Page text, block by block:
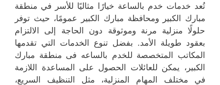
تُعد خدمات خدم بالساعة خيارًا مثاليًا للأسر في منطقة
مبارك الكبير ومحافظة مبارك الكبير عمومًا، حيث توفر
حلولًا منزلية مرنة وموثوقة دون الحاجة إلى الالتزام
بعقود طويلة الأمد. بفضل تنوع الخدمات التي تقدمها
المكاتب المتخصصة للخدم بالساعه فى منطقة مبارك
الكبير، يمكن للعائلات الحصول على المساعدة اللازمة
في مختلف المهام المنزلية، مثل التنظيف السريع،